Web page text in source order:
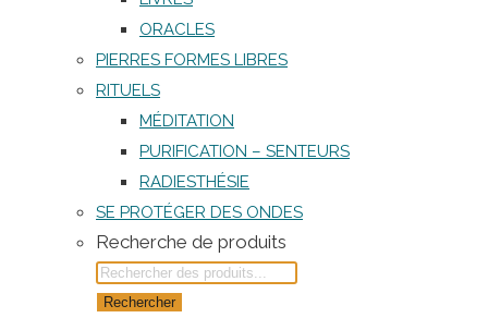
ORACLES
PIERRES FORMES LIBRES
RITUELS
MÉDITATION
PURIFICATION – SENTEURS
RADIESTHÉSIE
SE PROTÉGER DES ONDES
Recherche de produits
Rechercher